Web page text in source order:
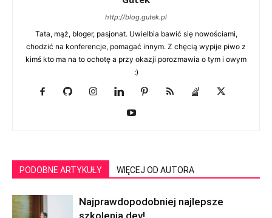
http://blog.gutek.pl
Tata, mąż, bloger, pasjonat. Uwielbia bawić się nowościami,
chodzić na konferencje, pomagać innym. Z chęcią wypije piwo z
kimś kto ma na to ochotę a przy okazji porozmawia o tym i owym
:)
PODOBNE ARTYKUŁY WIĘCEJ OD AUTORA
Najprawdopodobniej najlepsze
szkolenia dev!